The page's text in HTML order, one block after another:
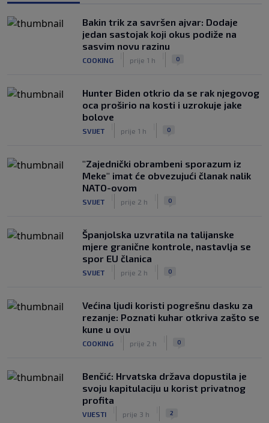
SK prije 4 h
Dinamo u finalu Ramljaka! Sutra protiv
Ajaxa na glavnom terenu Maksimira
|
prije 3 h
Bakin trik za savršen ajvar: Dodaje
jedan sastojak koji okus podiže na
sasvim novu razinu
COOKING prije 1 h 0
Hunter Biden otkrio da se rak njegovog
oca proširio na kosti i uzrokuje jake
bolove
SVIJET prije 1 h 0
"Zajednički obrambeni sporazum iz
Meke" imat će obvezujući članak nalik
NATO-ovom
SVIJET prije 2 h 0
Španjolska uzvratila na talijanske
mjere granične kontrole, nastavlja se
spor EU članica
SVIJET prije 2 h 0
Većina ljudi koristi pogrešnu dasku za
rezanje: Poznati kuhar otkriva zašto se
kune u ovu
COOKING prije 2 h 0
Benčić: Hrvatska država dopustila je
svoju kapitulaciju u korist privatnog
profita
VIJESTI prije 3 h 2